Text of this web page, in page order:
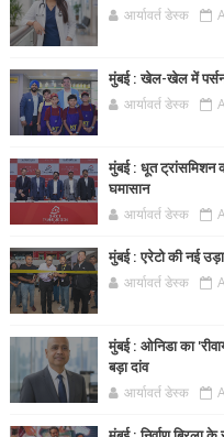
आर्यावर्त डेस्क
मुंबई : खेल-खेल में
आर्यावर्त डेस्क
मुंबई : धूत ट्रांसमिशन
घमासान
आर्यावर्त डेस्क
मुंबई : एरेटो की नई
आर्यावर्त डेस्क
मुंबई : ओनिडा का
बड़ा दांव
आर्यावर्त डेस्क